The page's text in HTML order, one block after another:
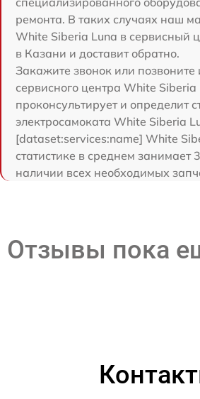
ремонта. В таких случаях наш
White Siberia Luna в сервисный
в Казани и доставит обратно.
Закажите звонок или
сервисного центра White
проконсультирует и определит
электросамоката White Siberia
[dataset:services:name] White
статистике в среднем занимает
наличии всех необходимых
Отзывы пока